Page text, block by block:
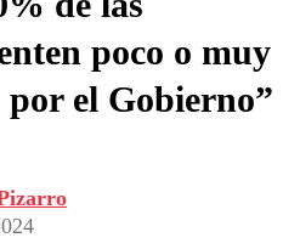
poco o muy
el Gobierno”